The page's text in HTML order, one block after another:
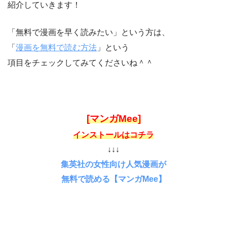
紹介していきます！
「無料で漫画を早く読みたい」という方は、
「 漫画を無料で読む方法 」という
項目をチェックしてみてくださいね＾＾
[マンガMee]
インストールはコチラ
↓↓↓
集英社の女性向け人気漫画が
無料で読める【マンガMee】